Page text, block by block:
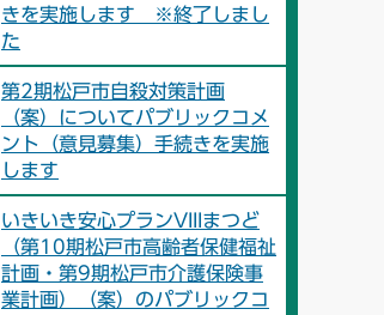
きを実施します ※終了しまし
た
第2期松戸市自殺対策計画
（案）についてパブリックコメ
ント（意見募集）手続きを実施
します
いきいき安心プランVIIIまつど
（第10期松戸市高齢者保健福祉
計画・第9期松戸市介護保険事
業計画）（案）のパブリックコ